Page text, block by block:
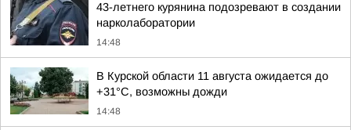
43-летнего курянина подозревают в создании
нарколаборатории
14:48
В Курской области 11 августа ожидается до
+31°С, возможны дожди
14:48